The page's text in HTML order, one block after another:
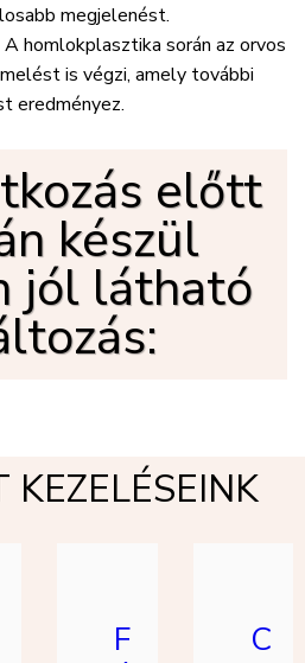
megjelenést.
A homlokplasztika során az orvos
is végzi, amely további
eredményez.
előtt
készül
jól látható
F
C